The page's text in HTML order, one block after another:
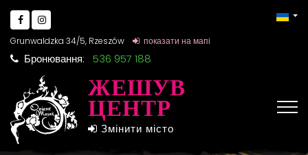
Grunwaldzka 34/5, Rzeszów показати на мапі
Бронювання: 536 957 188
ЖЕШУВ
ЦЕНТР
Змінити місто